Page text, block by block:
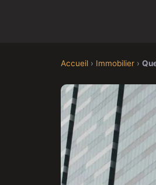
Accueil › Immobilier ›